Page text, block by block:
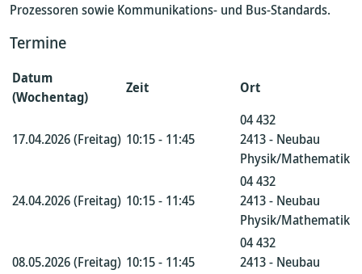
Prozessoren sowie Kommunikations- und Bus-Standards.
Termine
Datum
(Wochentag)
Zeit Ort
17.04.2026 (Freitag) 10:15 - 11:45
04 432
2413 - Neubau
Physik/Mathematik
24.04.2026 (Freitag) 10:15 - 11:45
04 432
2413 - Neubau
Physik/Mathematik
08.05.2026 (Freitag) 10:15 - 11:45
04 432
2413 - Neubau